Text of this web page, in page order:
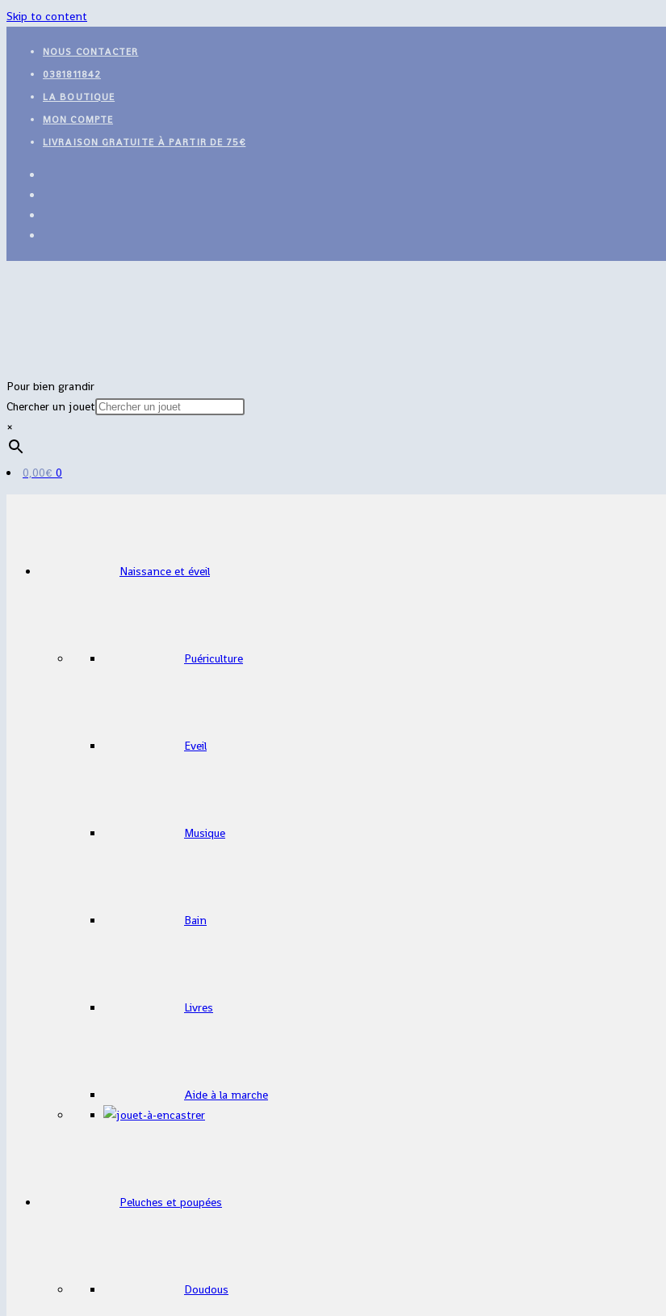
Skip to content
NOUS CONTACTER
0381811842
LA BOUTIQUE
MON COMPTE
LIVRAISON GRATUITE À PARTIR DE 75€
Pour bien grandir
Chercher un jouet
×
0,00€ 0
Naissance et éveil
Puériculture
Eveil
Musique
Bain
Livres
Aide à la marche
Peluches et poupées
Doudous